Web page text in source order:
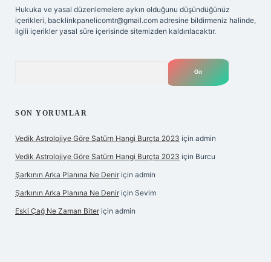
Hukuka ve yasal düzenlemelere aykırı olduğunu düşündüğünüz
içerikleri, backlinkpanelicomtr@gmail.com adresine bildirmeniz halinde,
ilgili içerikler yasal süre içerisinde sitemizden kaldırılacaktır.
SON YORUMLAR
Vedik Astrolojiye Göre Satürn Hangi Burçta 2023 için admin
Vedik Astrolojiye Göre Satürn Hangi Burçta 2023 için Burcu
Şarkının Arka Planına Ne Denir için admin
Şarkının Arka Planına Ne Denir için Sevim
Eski Çağ Ne Zaman Biter için admin